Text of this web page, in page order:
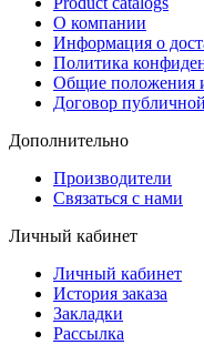
О компании
Информация о
Политика
Общие положения
Договор
Дополнительно
Производители
Связаться с нами
Личный кабинет
Личный кабинет
История заказа
Закладки
Рассылка